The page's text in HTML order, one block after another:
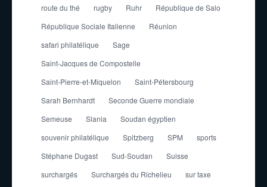
route du thé
rugby Ruhr
République de Salo
République Sociale Italienne
Réunion
safari philatélique
Sage
Saint-Jacques de Compostelle
Saint-Pierre-et-Miquelon
Saint-Pétersbourg
Sarah Bernhardt
Seconde Guerre mondiale
Semeuse
Slania
Soudan égyptien
souvenir philatélique
Spitzberg SPM
sports
Stéphane Dugast
Sud-Soudan
Suisse
surchargés
Surchargés du Richelieu
sur taxe